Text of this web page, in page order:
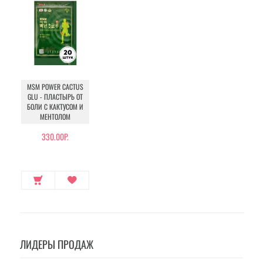
MSM POWER CACTUS
GLU - ПЛАСТЫРЬ ОТ
БОЛИ С КАКТУСОМ И
МЕНТОЛОМ
330.00Р.
ЛИДЕРЫ ПРОДАЖ